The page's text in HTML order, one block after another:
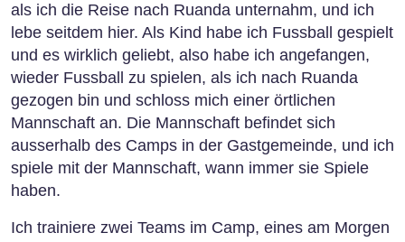
als ich die Reise nach Ruanda unternahm, und ich
lebe seitdem hier. Als Kind habe ich Fussball gespielt
und es wirklich geliebt, also habe ich angefangen,
wieder Fussball zu spielen, als ich nach Ruanda
gezogen bin und schloss mich einer örtlichen
Mannschaft an. Die Mannschaft befindet sich
ausserhalb des Camps in der Gastgemeinde, und ich
spiele mit der Mannschaft, wann immer sie Spiele
haben.
Ich trainiere zwei Teams im Camp, eines am Morgen